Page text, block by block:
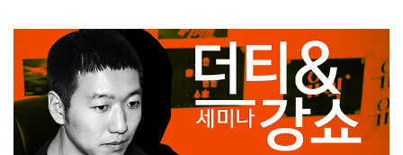
디자이너 겸 디자인 교육자 이지원, 윤여경 편, 3회 땡스북스
이기섭 대표 편, 4회 그래픽 디자이너 신덕호 편에 이어 열리는
이번 5회의 주인공은 바로 북 디자이너 이기준이랍니다. [좌]
진행자 강구룡 [우] 초대 작가 이기준 이기준은 음악을
편애하며, 지금까지 여러 권의 책과 잡지를 디자인한 북
디자이너입니다. 서울시립미술관, 아르코아카이브 등의 전시